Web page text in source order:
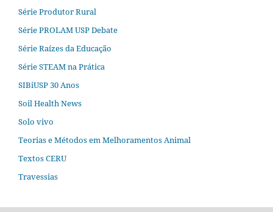
Série Produtor Rural
Série PROLAM USP Debate
Série Raízes da Educação
Série STEAM na Prática
SIBiUSP 30 Anos
Soil Health News
Solo vivo
Teorias e Métodos em Melhoramentos Animal
Textos CERU
Travessias